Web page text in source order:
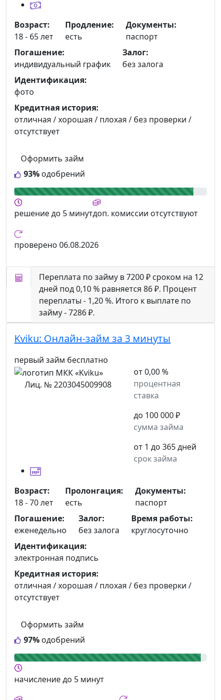
93% одобрений
Оформить займ
Возраст:
18 - 65 лет
Продление:
есть
Документы:
паспорт
Погашение:
индивидуальный график
Залог:
без залога
Идентификация:
фото
Кредитная история:
отличная / хорошая / плохая / без проверки /
отсутствует
решениедо 5 минутдоп. комиссии отсутствуют
проверено 06.08.2026
Переплата по займу в 7200 ₽ сроком на 12
дней под 0,10 % равняется 86 ₽. Процент
переплаты - 1,20 %. Итого к выплате по
займу - 7286 ₽.
Kviku: Онлайн-займ за 3 минуты
первый займ бесплатно
Лиц. № 2203045009908
от 0,00 %
процентная
ставка
до 100 000 ₽
сумма займа
от 1 до 365 дней
срок займа
97% одобрений
Оформить займ
Возраст:
18 - 70 лет
Пролонгация:
есть
Документы:
паспорт
Погашение:
еженедельно
Залог:
без залога
Время работы:
круглосуточно
Идентификация:
электронная подпись
Кредитная история:
отличная / хорошая / плохая / без проверки /
отсутствует
начислениедо 5 минут